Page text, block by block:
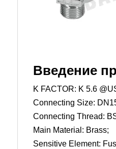
Введение
K FACTOR: K 5.6
Connecting Size:
Connecting Thread:
Main Material: Brass;
Sensitive Element: